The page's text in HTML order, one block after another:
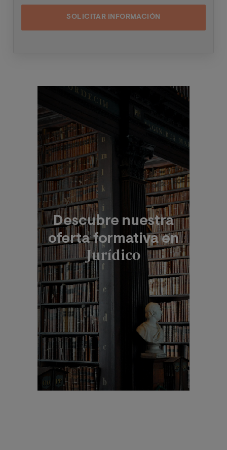
dos próximas convocatorias del mismo, pudiendo
contactar con usted a través de medios electrónicos
telefónicos, siendo eliminados una vez facilitada dicha
mediante carta a Universitat Internacional Valenciana
– Valencian International University S.L. - Apartado de
Correos 221 de Barcelona, o remitiendo un email a
d@universidadviu.com
. Asimismo, cuando lo
considere oportuno podrá presentar una reclamación
ante la Agencia Española de protección de datos.
Podrá ponerse en contacto con nuestro Delegado de
Protección de Datos mediante escrito dirigido a
planeta.eso a Grupo Planeta, At.: Delegado de
Protección de Datos, Avda. Diagonal 662-664, 08034
Barcelona.